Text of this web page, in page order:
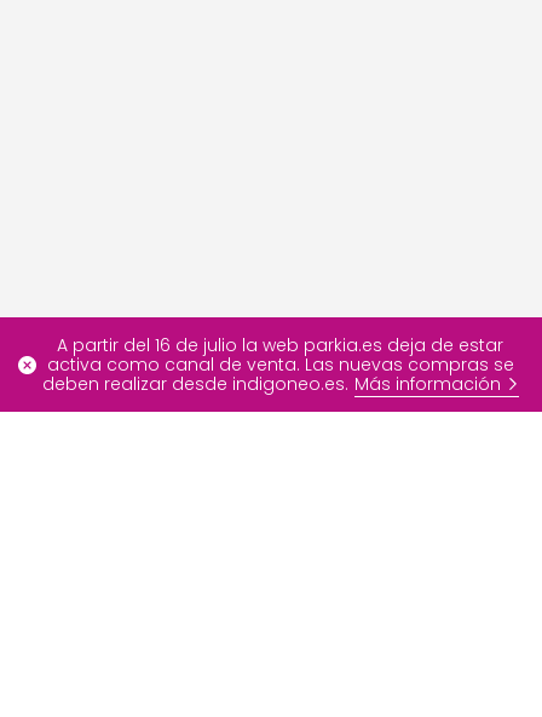
A partir del 16 de julio la web parkia.es deja de estar
activa como canal de venta. Las nuevas compras se
deben realizar desde indigoneo.es. Más información